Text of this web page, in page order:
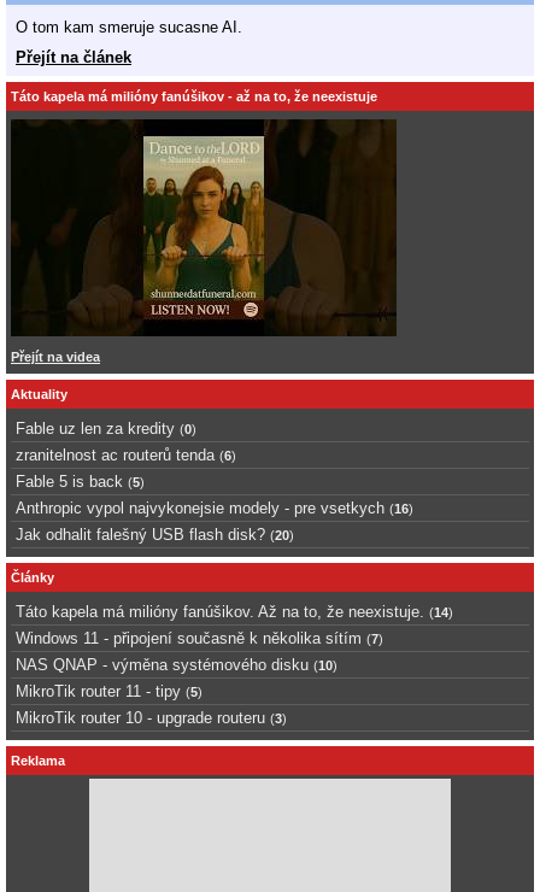
O tom kam smeruje sucasne AI.
Přejít na článek
Táto kapela má milióny fanúšikov - až na to, že neexistuje
Přejít na videa
Aktuality
Fable uz len za kredity (0)
zranitelnost ac routerů tenda (6)
Fable 5 is back (5)
Anthropic vypol najvykonejsie modely - pre vsetkych (16)
Jak odhalit falešný USB flash disk? (20)
Články
Táto kapela má milióny fanúšikov. Až na to, že neexistuje. (14)
Windows 11 - připojení současně k několika sítím (7)
NAS QNAP - výměna systémového disku (10)
MikroTik router 11 - tipy (5)
MikroTik router 10 - upgrade routeru (3)
Reklama